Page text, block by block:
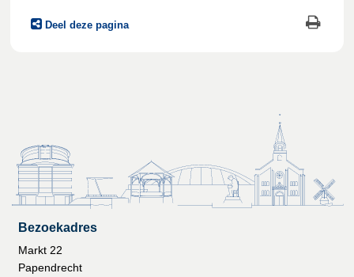
Deel deze pagina
Bezoekadres
Markt 22
Papendrecht